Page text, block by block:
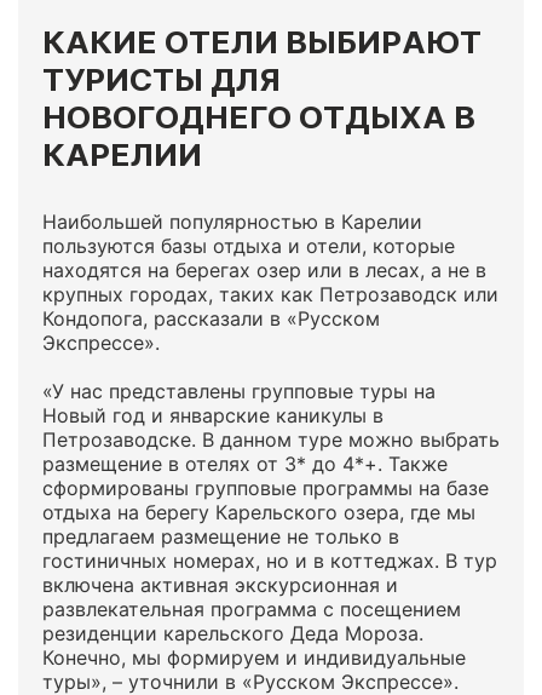
КАКИЕ ОТЕЛИ ВЫБИРАЮТ
ТУРИСТЫ ДЛЯ
НОВОГОДНЕГО ОТДЫХА В
КАРЕЛИИ
Наибольшей популярностью в Карелии
пользуются базы отдыха и отели, которые
находятся на берегах озер или в лесах, а не в
крупных городах, таких как Петрозаводск или
Кондопога, рассказали в «Русском
Экспрессе».
«У нас представлены групповые туры на
Новый год и январские каникулы в
Петрозаводске. В данном туре можно выбрать
размещение в отелях от 3* до 4*+. Также
сформированы групповые программы на базе
отдыха на берегу Карельского озера, где мы
предлагаем размещение не только в
гостиничных номерах, но и в коттеджах. В тур
включена активная экскурсионная и
развлекательная программа с посещением
резиденции карельского Деда Мороза.
Конечно, мы формируем и индивидуальные
туры», – уточнили в «Русском Экспрессе».